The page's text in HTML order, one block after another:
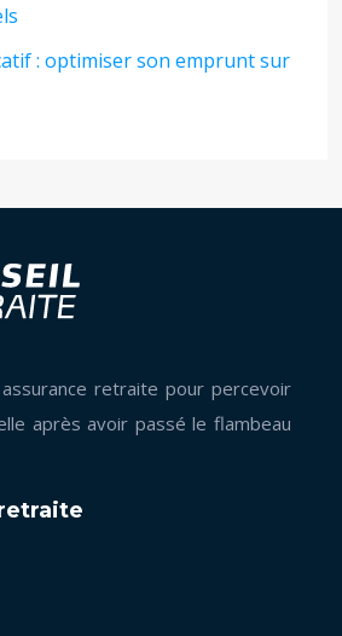
: optimiser son emprunt sur
retraite pour percevoir
après avoir passé le flambeau